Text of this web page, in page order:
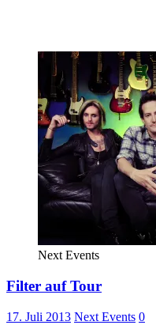
Next Events
Filter auf Tour
17. Juli 2013 Next Events 0